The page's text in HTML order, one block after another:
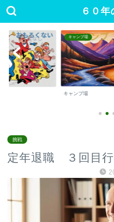
６０
キャンプ場
キャンプ場
挑戦
定年退職 ３回目